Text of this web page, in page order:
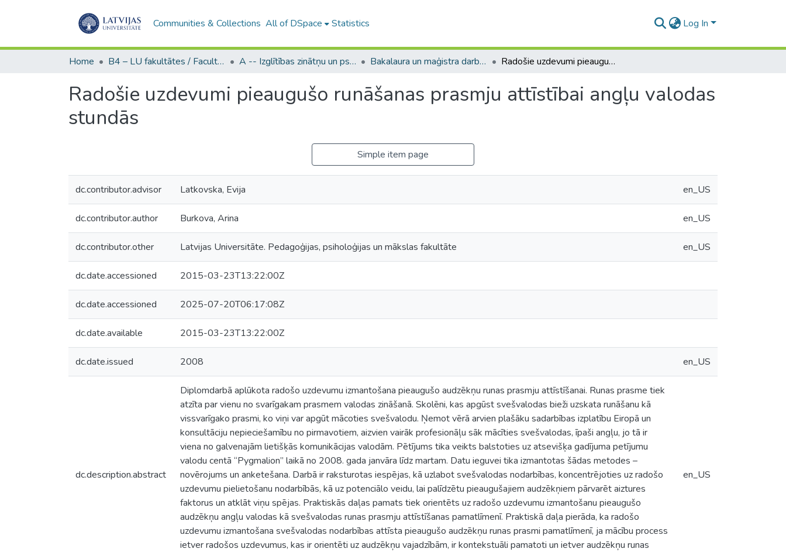
Communities & Collections All of DSpace Statistics Log In
Home B4 – LU fakultātes / Faculties of the UL A -- Izglītības zinātņu un psiholoģijas fakultāte / Faculty of Education Sciences and Psychology Bakalaura un maģistra darbi (PPMF) / Bachelor's and Master's theses Radošie uzdevumi pieaugušo runāšanas prasmju attīstībai angļu valodas stundās
Radošie uzdevumi pieaugušo runāšanas prasmju attīstībai angļu valodas
stundās
Simple item page
dc.contributor.advisor Latkovska, Evija en_US
dc.contributor.author Burkova, Arina en_US
dc.contributor.other Latvijas Universitāte. Pedagoģijas, psiholoģijas un mākslas fakultāte en_US
dc.date.accessioned 2015-03-23T13:22:00Z
dc.date.accessioned 2025-07-20T06:17:08Z
dc.date.available 2015-03-23T13:22:00Z
dc.date.issued 2008 en_US
dc.description.abstract
Diplomdarbā aplūkota radošo uzdevumu izmantošana pieaugušo audzēkņu runas prasmju attīstīšanai. Runas prasme tiek
atzīta par vienu no svarīgakam prasmem valodas zināšanā. Skolēni, kas apgūst svešvalodas bieži uzskata runāšanu kā
vissvarīgako prasmi, ko viņi var apgūt mācoties svešvalodu. Ņemot vērā arvien plašāku sadarbības izplatību Eiropā un
konsultāciju nepieciešamību no pirmavotiem, aizvien vairāk profesionāļu sāk mācīties svešvalodas, īpaši angļu, jo tā ir
viena no galvenajām lietišķās komunikācijas valodām. Pētījums tika veikts balstoties uz atsevišķa gadījuma petījumu
valodu centā “Pygmalion” laikā no 2008. gada janvāra līdz martam. Datu ieguvei tika izmantotas šādas metodes –
novērojums un anketešana. Darbā ir raksturotas iespējas, kā uzlabot svešvalodas nodarbības, koncentrējoties uz radošo
uzdevumu pielietošanu nodarbībās, kā uz potenciālo veidu, lai palīdzētu pieaugušajiem audzēkņiem pārvarēt aiztures
faktorus un atklāt viņu spējas. Praktiskās daļas pamats tiek orientēts uz radošo uzdevumu izmantošanu pieaugušo
audzēkņu angļu valodas kā svešvalodas runas prasmju attīstīšanas pamatlīmenī. Praktiskā daļa pierāda, ka radošo
uzdevumu izmantošana svešvalodas nodarbības attīsta pieaugušo audzēkņu runas prasmi pamatlīmenī, ja mācību process
ietver radošos uzdevumus, kas ir orientēti uz audzēkņu vajadzībām, ir kontekstuāli pamatoti un ietver audzēkņu runas
en_US